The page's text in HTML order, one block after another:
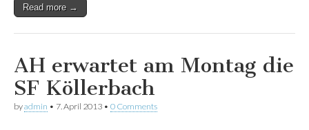
Read more →
AH erwartet am Montag die
SF Köllerbach
byadmin • 7. April 2013 • 0 Comments